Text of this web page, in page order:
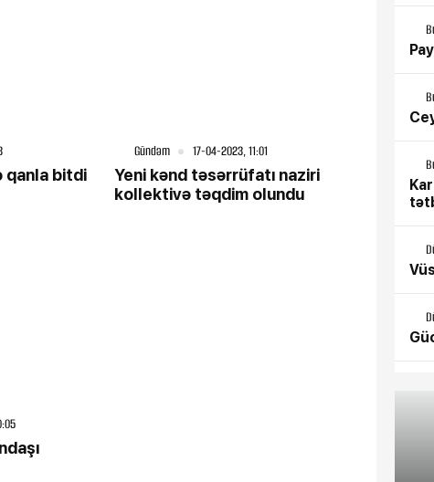
qanla bitdi
Gündəm 17-04-2023, 11:01
Yeni kənd təsərrüfatı naziri
kollektivə təqdim olundu